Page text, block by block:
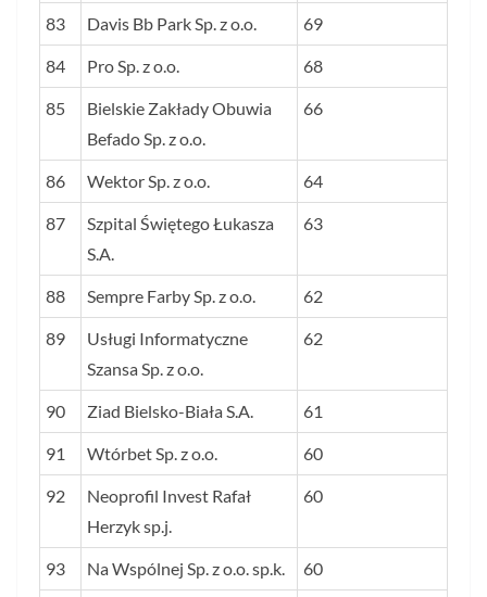
83 Davis Bb Park Sp. z o.o. 69
84 Pro Sp. z o.o. 68
85
Bielskie Zakłady Obuwia
Befado Sp. z o.o.
66
86 Wektor Sp. z o.o. 64
87
Szpital Świętego Łukasza
S.A.
63
88 Sempre Farby Sp. z o.o. 62
89
Usługi Informatyczne
Szansa Sp. z o.o.
62
90 Ziad Bielsko-Biała S.A. 61
91 Wtórbet Sp. z o.o. 60
92
Neoprofil Invest Rafał
Herzyk sp.j.
60
93 Na Wspólnej Sp. z o.o. sp.k. 60